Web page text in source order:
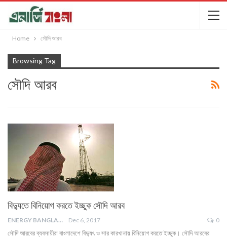
Home সৌদি আরব
Browsing Tag
সৌদি আরব
বিদ্যুতে বিনিয়োগ করতে ইচ্ছুক সৌদি আরব
ENERGY BANGLA Dec 6, 2017 0
সৌদি আরবের ব্যবসায়ীরা বাংলাদেশে বিদ্যুৎ ও সার কারখানায় বিনিয়োগ করতে ইচ্ছুক। সৌদি আরবের